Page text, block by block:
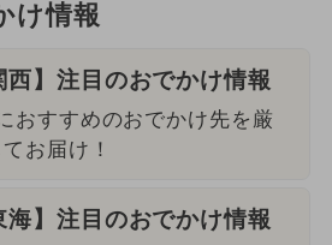
け情報
西】注目のおでかけ情報
おすすめのおでかけ先を厳
お届け！
海】注目のおでかけ情報